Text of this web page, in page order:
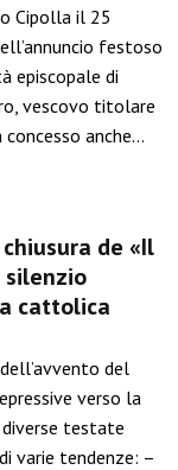
Cipolla il 25
festoso
episcopale di
vescovo titolare
concesso anche…
de «Il
silenzio
cattolica
del
verso la
testate
varie tendenze: –